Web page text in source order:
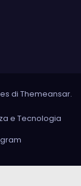
di Themeansar.
e Tecnologia